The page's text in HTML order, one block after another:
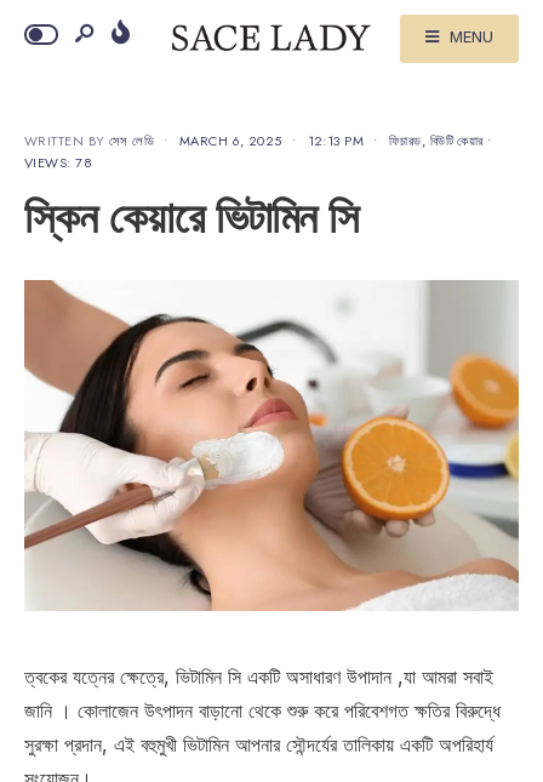
MENU
WRITTEN BY সেস লেডি • MARCH 6, 2025 • 12:13 PM • ফিচারড, বিউটি কেয়ার •
VIEWS: 78
স্কিন কেয়ারে ভিটামিন সি
ত্বকের যত্নের ক্ষেত্রে, ভিটামিন সি একটি অসাধারণ উপাদান ,যা আমরা সবাই
জানি । কোলাজেন উৎপাদন বাড়ানো থেকে শুরু করে পরিবেশগত ক্ষতির বিরুদ্ধে
সুরক্ষা প্রদান, এই বহুমুখী ভিটামিন আপনার সৌন্দর্যের তালিকায় একটি অপরিহার্য